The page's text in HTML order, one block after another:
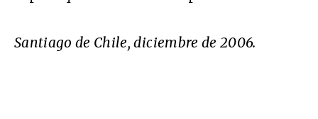
Santiago de Chile, diciembre de 2006.